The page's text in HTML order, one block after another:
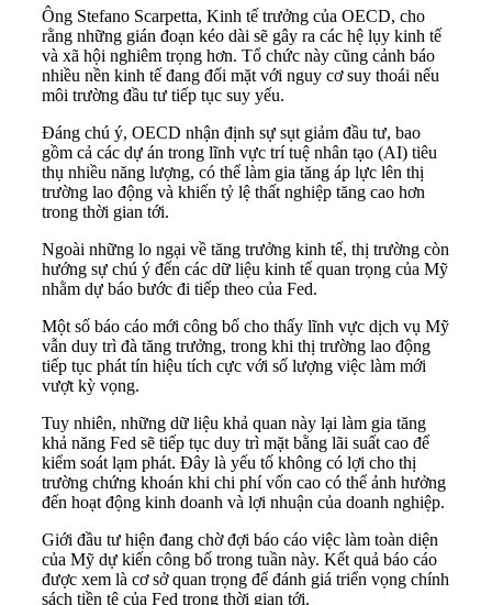
Ông Stefano Scarpetta, Kinh tế trưởng của OECD, cho
rằng những gián đoạn kéo dài sẽ gây ra các hệ lụy kinh tế
và xã hội nghiêm trọng hơn. Tổ chức này cũng cảnh báo
nhiều nền kinh tế đang đối mặt với nguy cơ suy thoái nếu
môi trường đầu tư tiếp tục suy yếu.
Đáng chú ý, OECD nhận định sự sụt giảm đầu tư, bao
gồm cả các dự án trong lĩnh vực trí tuệ nhân tạo (AI) tiêu
thụ nhiều năng lượng, có thể làm gia tăng áp lực lên thị
trường lao động và khiến tỷ lệ thất nghiệp tăng cao hơn
trong thời gian tới.
Ngoài những lo ngại về tăng trưởng kinh tế, thị trường còn
hướng sự chú ý đến các dữ liệu kinh tế quan trọng của Mỹ
nhằm dự báo bước đi tiếp theo của Fed.
Một số báo cáo mới công bố cho thấy lĩnh vực dịch vụ Mỹ
vẫn duy trì đà tăng trưởng, trong khi thị trường lao động
tiếp tục phát tín hiệu tích cực với số lượng việc làm mới
vượt kỳ vọng.
Tuy nhiên, những dữ liệu khả quan này lại làm gia tăng
khả năng Fed sẽ tiếp tục duy trì mặt bằng lãi suất cao để
kiểm soát lạm phát. Đây là yếu tố không có lợi cho thị
trường chứng khoán khi chi phí vốn cao có thể ảnh hưởng
đến hoạt động kinh doanh và lợi nhuận của doanh nghiệp.
Giới đầu tư hiện đang chờ đợi báo cáo việc làm toàn diện
của Mỹ dự kiến công bố trong tuần này. Kết quả báo cáo
được xem là cơ sở quan trọng để đánh giá triển vọng chính
sách tiền tệ của Fed trong thời gian tới.